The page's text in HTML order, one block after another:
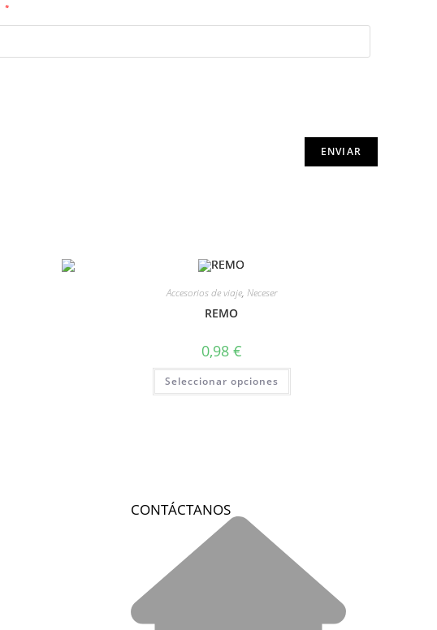
*
Accesorios de viaje, Neceser
REMO
0,98 €
Seleccionar opciones
CONTÁCTANOS